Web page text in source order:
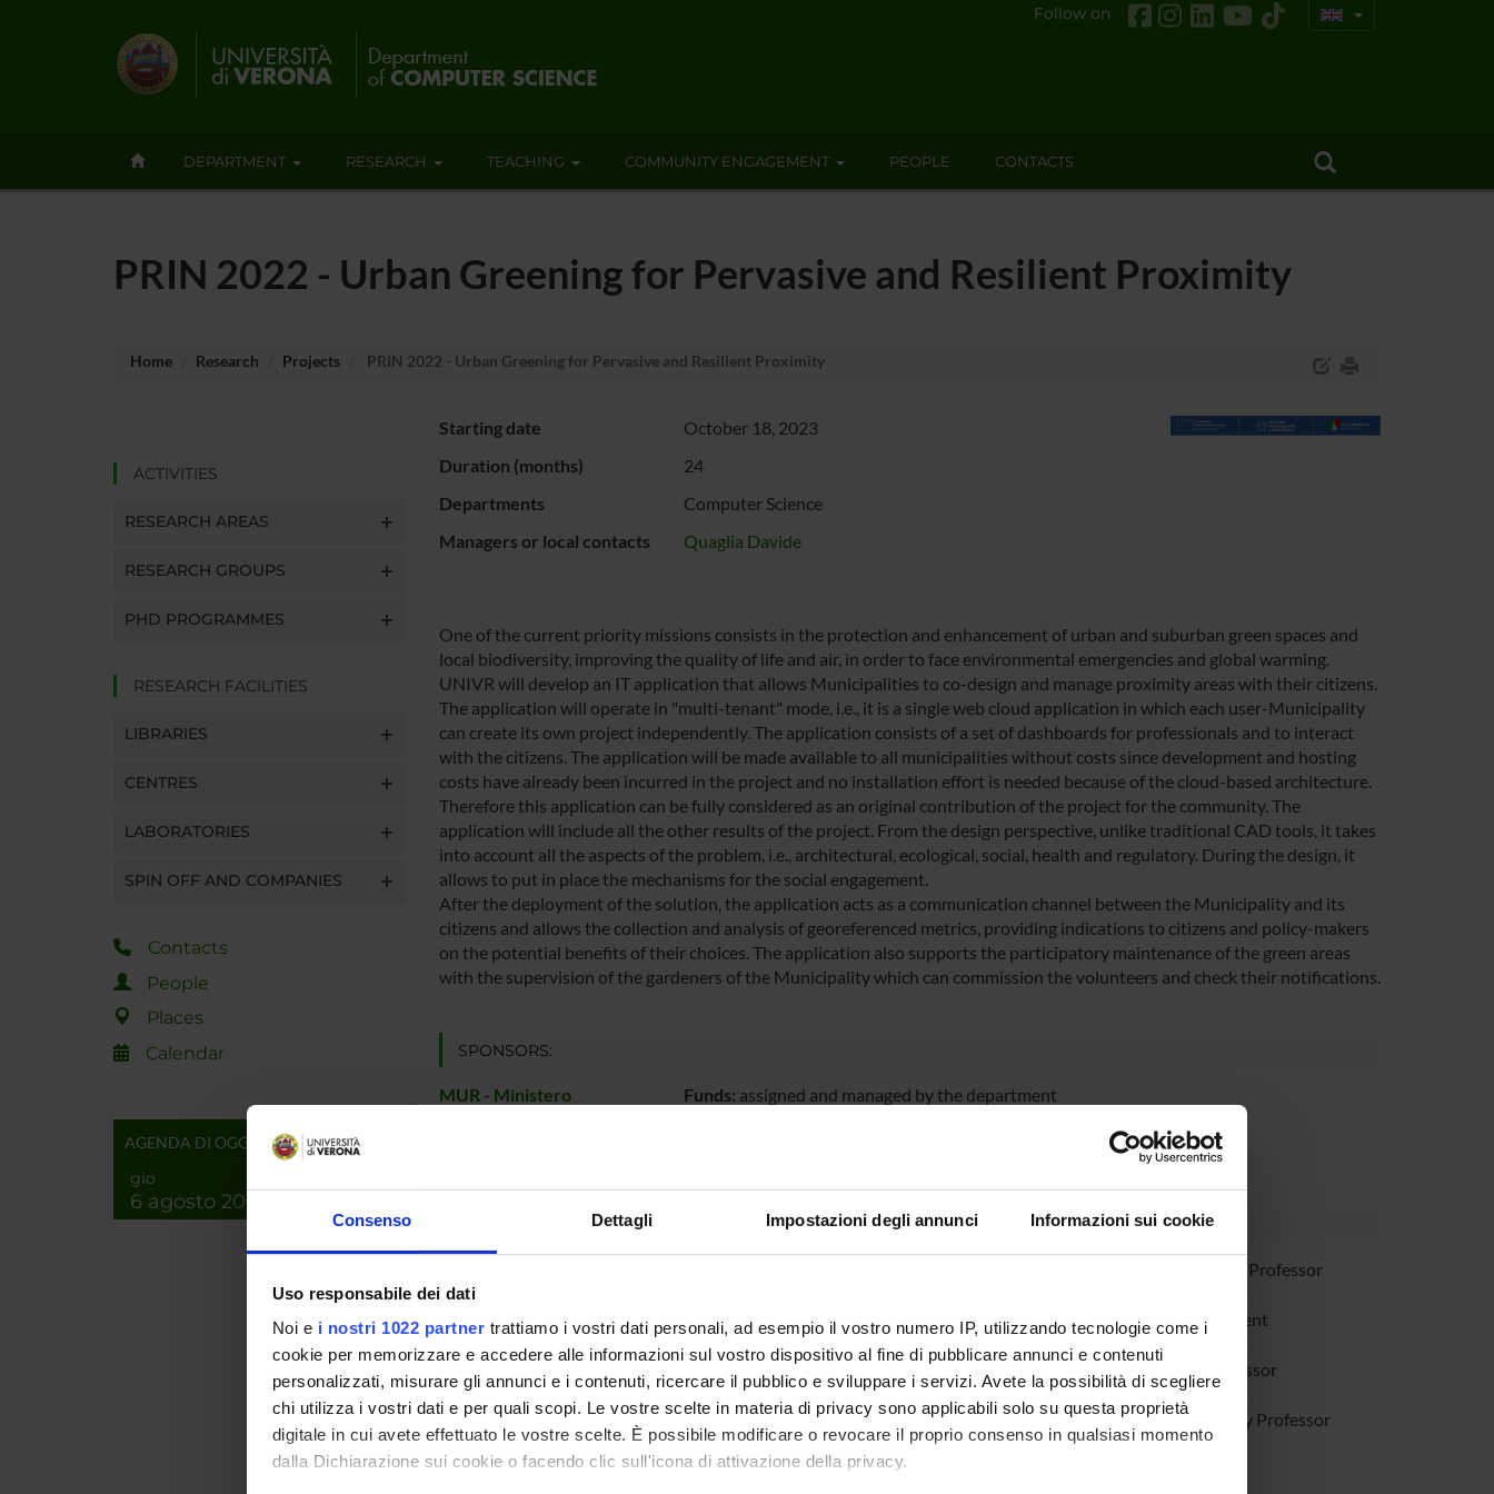
Consenso Dettagli Impostazioni degli annunci Informazioni sui cookie
Uso responsabile dei dati
Noi e i nostri 1022 partner trattiamo i vostri dati personali, ad esempio il vostro numero IP, utilizzando tecnologie come i
cookie per memorizzare e accedere alle informazioni sul vostro dispositivo al fine di pubblicare annunci e contenuti
personalizzati, misurare gli annunci e i contenuti, ricercare il pubblico e sviluppare i servizi. Avete la possibilità di scegliere
chi utilizza i vostri dati e per quali scopi. Le vostre scelte in materia di privacy sono applicabili solo su questa proprietà
digitale in cui avete effettuato le vostre scelte. È possibile modificare o revocare il proprio consenso in qualsiasi momento
dalla Dichiarazione sui cookie o facendo clic sull'icona di attivazione della privacy.
Follow on
DEPARTMENT RESEARCH TEACHING COMMUNITY ENGAGEMENT PEOPLE CONTACTS
PRIN 2022 - Urban Greening for Pervasive and Resilient Proximity
Home Research Projects PRIN 2022 - Urban Greening for Pervasive and Resilient Proximity
ACTIVITIES
RESEARCH AREAS
RESEARCH GROUPS
PHD PROGRAMMES
RESEARCH FACILITIES
LIBRARIES
CENTRES
LABORATORIES
SPIN OFF AND COMPANIES
Contacts
People
Places
Calendar
AGENDA DI OGGI
gio
6 agosto 2026
Starting date
October 18, 2023
Duration (months)
24
Departments
Computer Science
Managers or local contacts
Quaglia Davide
One of the current priority missions consists in the protection and enhancement of urban and suburban green spaces and
local biodiversity, improving the quality of life and air, in order to face environmental emergencies and global warming.
UNIVR will develop an IT application that allows Municipalities to co-design and manage proximity areas with their citizens.
The application will operate in "multi-tenant" mode, i.e., it is a single web cloud application in which each user-Municipality
can create its own project independently. The application consists of a set of dashboards for professionals and to interact
with the citizens. The application will be made available to all municipalities without costs since development and hosting
costs have already been incurred in the project and no installation effort is needed because of the cloud-based architecture.
Therefore this application can be fully considered as an original contribution of the project for the community. The
application will include all the other results of the project. From the design perspective, unlike traditional CAD tools, it takes
into account all the aspects of the problem, i.e., architectural, ecological, social, health and regulatory. During the design, it
allows to put in place the mechanisms for the social engagement.
After the deployment of the solution, the application acts as a communication channel between the Municipality and its
citizens and allows the collection and analysis of georeferenced metrics, providing indications to citizens and policy-makers
on the potential benefits of their choices. The application also supports the participatory maintenance of the green areas
with the supervision of the gardeners of the Municipality which can commission the volunteers and check their notifications.
SPONSORS:
MUR - Ministero
Funds: assigned and managed by the department
PROJECT PARTICIPANTS
Lucia Cazzoletti Associate Professor
Alessio Minici
Veronica Polin Associate Professor
Associate Professor
Ashraf Sharifi PhD student
Stefano Tardivo Full Professor
Tiziano Villa Temporary Professor